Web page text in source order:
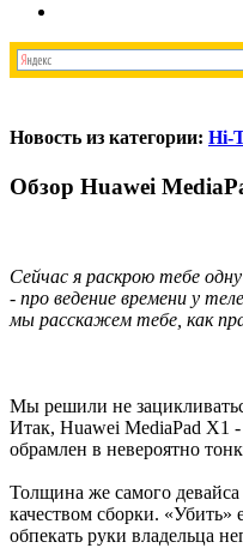
Новость из категории: Hi-
Обзор Huawei
Сейчас я раскрою тебе
- про ведение времени у
мы расскажем тебе, как
Мы решили не
Итак, Huawei MediaPad X1
обрамлен в невероятно
Толщина же самого
качеством сборки. «Убить»
обпекать руки владельца